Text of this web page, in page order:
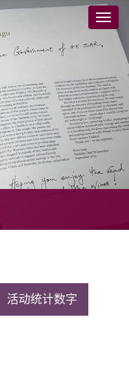
切
活动统计数字